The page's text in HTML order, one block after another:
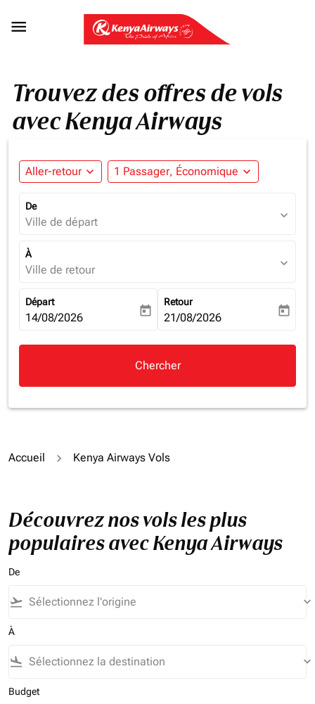

Trouvez des offres de vols
avec Kenya Airways
Aller-retour expand_more 1 Passager, Économique expand_more
De
Ville de départ expand_more
À
Ville de retour expand_more
Départ
fc-booking-departure-date-aria-label
14/08/2026 today
Retour
fc-booking-return-date-aria-
21/08/2026 today
Chercher
Accueil Kenya Airways Vols
Découvrez nos vols les plus
populaires avec Kenya Airways
De
flight_takeoff keyboard_arrow_down
À
flight_land keyboard_arrow_down
Budget